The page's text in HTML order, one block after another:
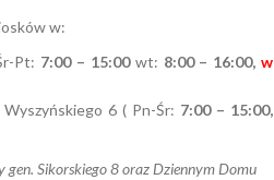
w:
Pt: 7:00 – 15:00wt: 8:00 – 16:00,w
Wyszyńskiego 6 ( Pn-Śr: 7:00 – 15:00,
gen. Sikorskiego 8 oraz Dziennym Domu